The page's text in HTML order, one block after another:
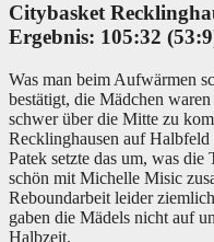
Citybasket
Ergebnis: 105:32
Was man beim Aufwärmen
bestätigt, die Mädchen
schwer über die Mitte zu
Recklinghausen auf
Patek setzte das um, was
schön mit Michelle Misic
Reboundarbeit leider
gaben die Mädels nicht auf
Halbzeit.